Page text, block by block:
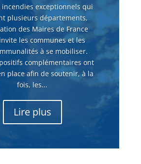
incendies exceptionnels qui
plusieurs départements,
des Maires de France
les communes et les
à se mobiliser.
complémentaires ont
place afin de soutenir, à la
fois, les...
Lire plus